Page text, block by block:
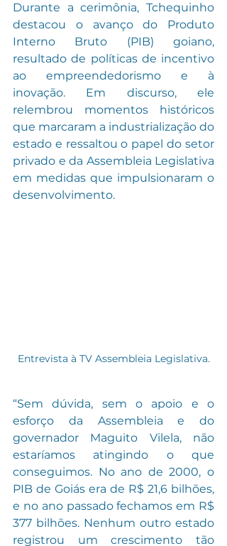
Durante a cerimônia, Tchequinho
destacou o avanço do Produto
Interno Bruto (PIB) goiano,
resultado de políticas de incentivo
ao empreendedorismo e à
inovação. Em discurso, ele
relembrou momentos históricos
que marcaram a industrialização do
estado e ressaltou o papel do setor
privado e da Assembleia Legislativa
em medidas que impulsionaram o
desenvolvimento.
Entrevista à TV Assembleia Legislativa.
“Sem dúvida, sem o apoio e o
esforço da Assembleia e do
governador Maguito Vilela, não
estaríamos atingindo o que
conseguimos. No ano de 2000, o
PIB de Goiás era de R$ 21,6 bilhões,
e no ano passado fechamos em R$
377 bilhões. Nenhum outro estado
registrou um crescimento tão